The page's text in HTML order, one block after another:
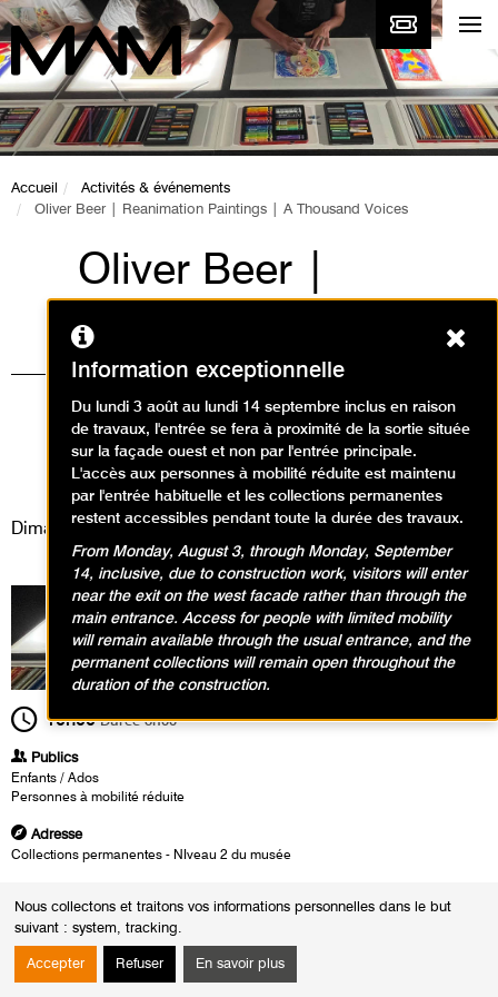
Nous collectons et traitons vos informations personnelles dans le but
suivant : system, tracking.
Accepter Refuser En savoir plus
Accueil
Activités & événements
Oliver Beer | Reanimation Paintings | A Thousand Voices
Oliver Beer |
Reanimation
Paintings | A
Thousand Voices
Ateliers, Événement / Atelier
dessin
Dimanche 5 janvier 2025
10h00Durée8h00
Publics
Enfants / Ados
Personnes à mobilité réduite
Adresse
Collections permanentes - NIveau 2 du musée
Du :
Samedi 5 octobre 2024
au :
Dimanche 12 janvier 2025
Oliver Beer | Reanimation Paintings | A Thousand
Information exceptionnelle
Du lundi 3 août au lundi 14 septembre inclus en raison
de travaux, l'entrée se fera à proximité de la sortie située
sur la façade ouest et non par l'entrée principale.
L'accès aux personnes à mobilité réduite est maintenu
par l'entrée habituelle et les collections permanentes
restent accessibles pendant toute la durée des travaux.
From Monday, August 3, through Monday, September
14, inclusive, due to construction work, visitors will enter
near the exit on the west facade rather than through the
main entrance. Access for people with limited mobility
will remain available through the usual entrance, and the
permanent collections will remain open throughout the
duration of the construction.